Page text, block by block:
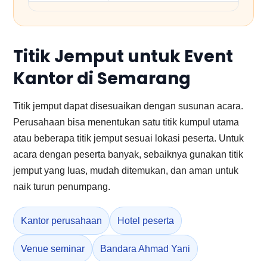
Titik Jemput untuk Event
Kantor di Semarang
Titik jemput dapat disesuaikan dengan susunan acara.
Perusahaan bisa menentukan satu titik kumpul utama
atau beberapa titik jemput sesuai lokasi peserta. Untuk
acara dengan peserta banyak, sebaiknya gunakan titik
jemput yang luas, mudah ditemukan, dan aman untuk
naik turun penumpang.
Kantor perusahaan Hotel peserta
Venue seminar Bandara Ahmad Yani